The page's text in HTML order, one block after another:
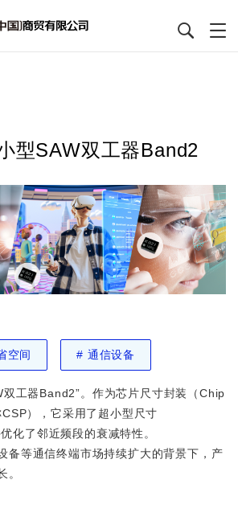
型SAW双工器Band2
空间 # 通信设备
双工器Band2”。作为芯片尺寸封装（Chip
），它采用了超小型尺寸
化了邻近频段的衰减特性。
备等通信终端市场持续扩大的背景下，产
。